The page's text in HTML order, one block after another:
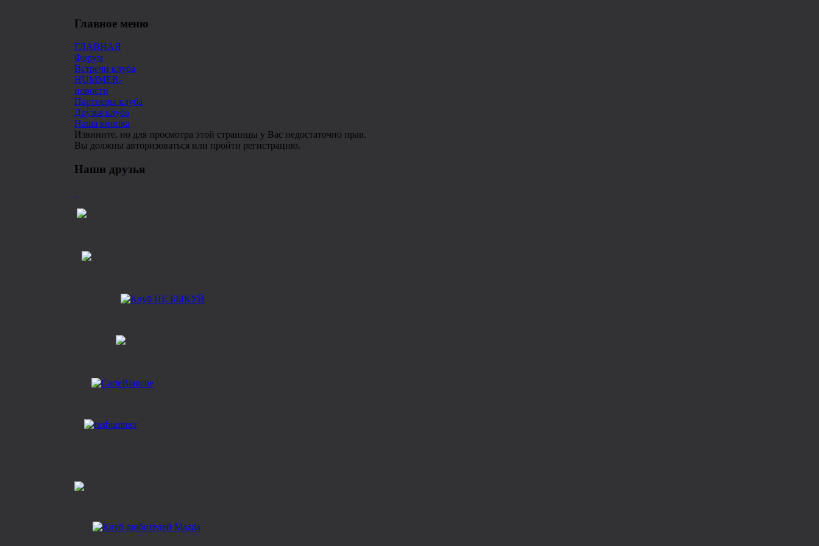
Главное меню
ГЛАВНАЯ
Форум
Встречи клуба
HUMMER-
новости
Партнеры клуба
Друзья клуба
Наша кнопка
Извините, но для просмотра этой страницы у Вас недостаточно прав.
Вы должны авторизоваться или пройти регистрацию.
Наши друзья